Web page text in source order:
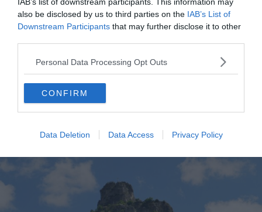
also be disclosed by us to third parties on the IAB’s List of
Downstream Participants that may further disclose it to other
Personal Data Processing Opt Outs
CONFIRM
Data Deletion Data Access Privacy Policy
exceptionnelle par temps clair.
Voir le tracé
Le Rocher de Capluc